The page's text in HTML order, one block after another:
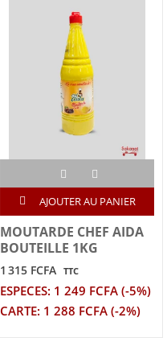
AJOUTER AU PANIER
MOUTARDE CHEF AIDA
BOUTEILLE 1KG
1 315 FCFA TTC
ESPECES: 1 249 FCFA (-5%)
CARTE: 1 288 FCFA (-2%)